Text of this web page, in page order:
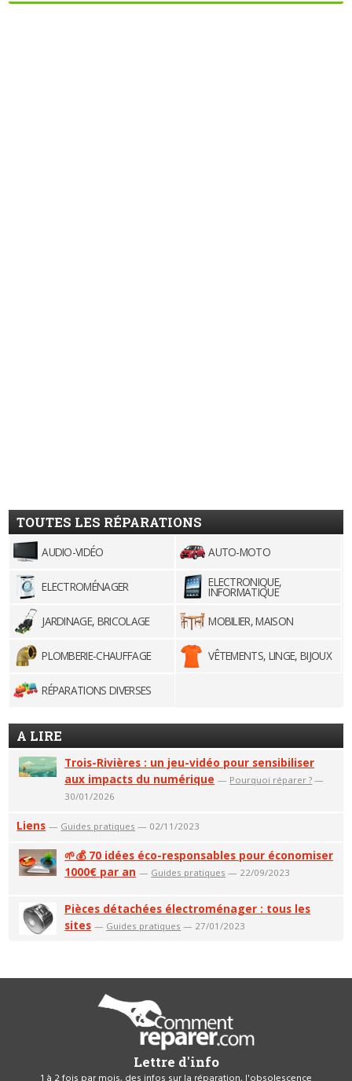
TOUTES LES RÉPARATIONS
AUDIO-VIDÉO AUTO-MOTO
ELECTROMÉNAGER ELECTRONIQUE,
INFORMATIQUE
JARDINAGE, BRICOLAGE
MOBILIER, MAISON
PLOMBERIE-CHAUFFAGE VÊTEMENTS, LINGE, BIJOUX
RÉPARATIONS DIVERSES
A LIRE
Trois-Rivières : un jeu-vidéo pour sensibiliser
aux impacts du numérique — Pourquoi réparer ? —
30/01/2026
Liens — Guides pratiques — 02/11/2023
🌱💰 70 idées éco-responsables pour économiser
1000€ par an — Guides pratiques — 22/09/2023
Pièces détachées électroménager : tous les
sites — Guides pratiques — 27/01/2023
Lettre d'info